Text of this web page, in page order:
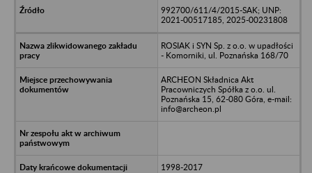
992700/611/4/2015-SAK; UNP:
2021-00517185, 2025-00231808
ROSIAK i SYN Sp. z o.o. w upadłości
- Komorniki, ul. Poznańska 168/70
ARCHEON Składnica Akt
Pracowniczych Spółka z o.o. ul.
Poznańska 15, 62-080 Góra, e-mail:
info@archeon.pl
1998-2017